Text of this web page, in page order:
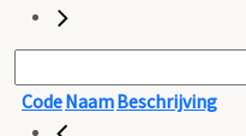
CodeNaamBeschrijving